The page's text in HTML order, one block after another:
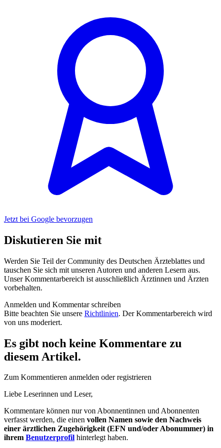
Jetzt bei Google bevorzugen
Diskutieren Sie mit
Werden Sie Teil der Community des Deutschen Ärzteblattes und
tauschen Sie sich mit unseren Autoren und anderen Lesern aus.
Unser Kommentarbereich ist ausschließlich Ärztinnen und Ärzten
vorbehalten.
Anmelden und Kommentar schreiben
Bitte beachten Sie unsere Richtlinien. Der Kommentarbereich wird
von uns moderiert.
Es gibt noch keine Kommentare zu
diesem Artikel.
Zum Kommentieren anmelden oder registrieren
Liebe Leserinnen und Leser,
Kommentare können nur von Abonnentinnen und Abonnenten
verfasst werden, die einen vollen Namen sowie den Nachweis
einer ärztlichen Zugehörigkeit (EFN und/oder Abonummer) in
ihrem Benutzerprofil hinterlegt haben.